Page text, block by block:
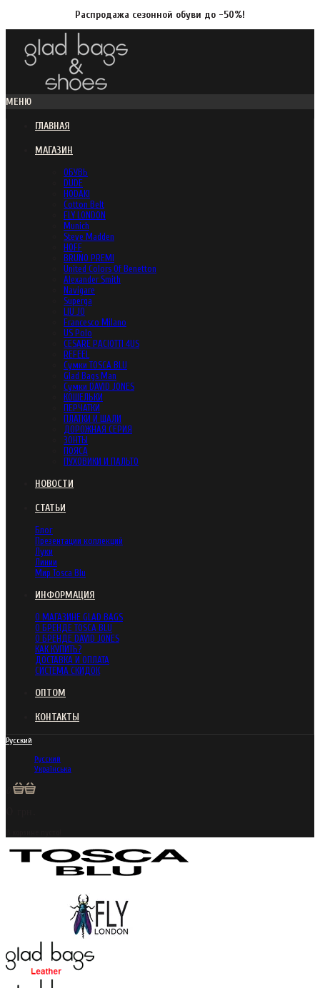
Распродажа сезонной обуви до -50%!
МЕНЮ
ГЛАВНАЯ
МАГАЗИН
ОБУВЬ
DUDE
HODAKI
Cotton Belt
FLY LONDON
Munich
Steve Madden
HOFF
BRUNO PREMI
United Colors Of Benetton
Alexander Smith
Navigare
Superga
LIU JO
Francesco Milano
US Polo
CESARE PACIOTTI 4US
REFEEL
Сумки TOSCA BLU
Glad Bags Man
Сумки DAVID JONES
КОШЕЛЬКИ
ПЕРЧАТКИ
ПЛАТКИ И ШАЛИ
ДОРОЖНАЯ СЕРИЯ
ЗОНТЫ
ПОЯСА
ПУХОВИКИ И ПАЛЬТО
НОВОСТИ
СТАТЬИ
Блог
Презентации коллекций
Луки
Линии
Мир Tosca Blu
ИНФОРМАЦИЯ
О МАГАЗИНЕ GLAD BAGS
О БРЕНДЕ TOSCA BLU
О БРЕНДЕ DAVID JONES
КАК КУПИТЬ?
ДОСТАВКА И ОПЛАТА
СИСТЕМА СКИДОК
ОПТОМ
КОНТАКТЫ
Русский
Русский
Українська